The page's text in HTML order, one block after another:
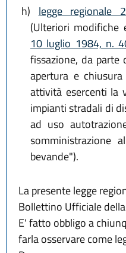
h) legge
(Ulteriori modifiche
10 luglio 1984, n.
fissazione, da parte
apertura e
attività esercenti la
impianti stradali di
ad uso
somministrazione
bevande").
La presente legge
Bollettino Ufficiale
E' fatto obbligo a
farla osservare come